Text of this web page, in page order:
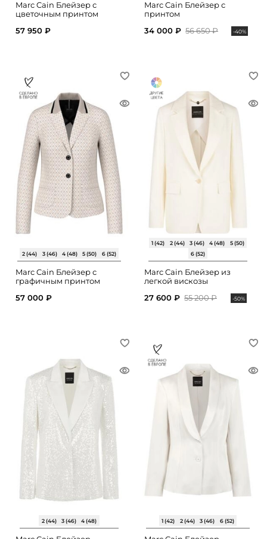
Marc Cain Блейзер с
цветочным принтом
57 950 ₽
Marc Cain Блейзер с
принтом
34 000 ₽ 56 650 ₽ -40%
2 (44) 3 (46) 4 (48) 5 (50) 6 (52)
Marc Cain Блейзер с
графичным принтом
57 000 ₽
1 (42) 2 (44) 3 (46) 4 (48)
5 (50)
6 (52)
Marc Cain Блейзер из
легкой вискозы
27 600 ₽ 55 200 ₽ -50%
2 (44) 3 (46) 4 (48) 1 (42) 2 (44) 3 (46) 6 (52)